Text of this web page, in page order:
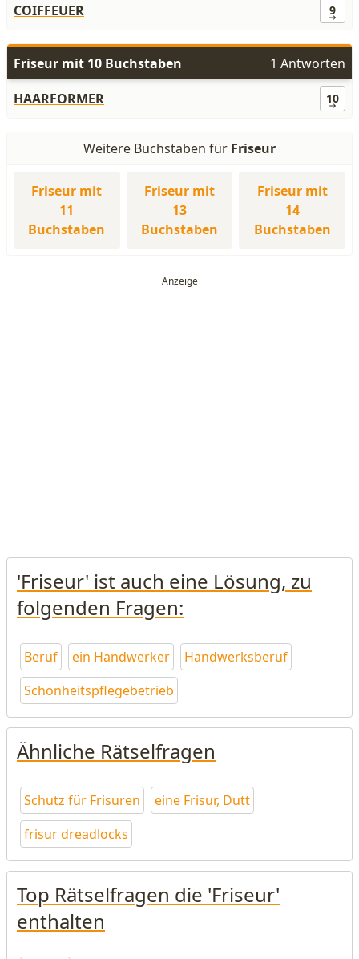
COIFFEUER 9
Friseur mit 10 Buchstaben
1 Antworten
HAARFORMER
10
Weitere Buchstaben für Friseur
Friseur mit
11
Buchstaben
Friseur mit
13
Buchstaben
Friseur mit
14
Buchstaben
'Friseur' ist auch eine Lösung, zu
folgenden Fragen:
Beruf ein Handwerker
Handwerksberuf
Schönheitspflegebetrieb
Ähnliche Rätselfragen
Schutz für Frisuren
eine Frisur, Dutt
frisur dreadlocks
Top Rätselfragen die 'Friseur'
enthalten